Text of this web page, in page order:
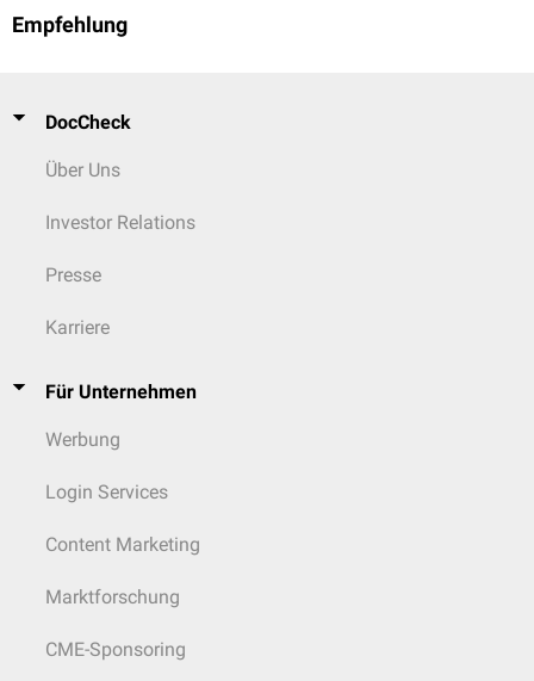
Empfehlung
DocCheck
Über Uns
Investor Relations
Presse
Karriere
Für Unternehmen
Werbung
Login Services
Content Marketing
Marktforschung
CME-Sponsoring